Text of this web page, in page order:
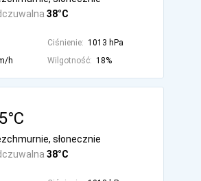
38°C
Ciśnienie: 1013 hPa
h Wilgotność: 18%
38°C
słonecznie